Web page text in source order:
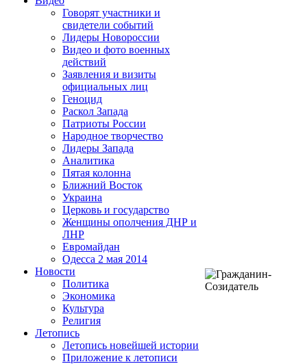
Говорят участники и
свидетели событий
Лидеры Новороссии
Видео и фото военных
действий
Заявления и визиты
официальных лиц
Геноцид
Раскол Запада
Патриоты России
Народное творчество
Лидеры Запада
Аналитика
Пятая колонна
Ближний Восток
Украина
Церковь и государство
Женщины ополчения ДНР и
ЛНР
Евромайдан
Одесса 2 мая 2014
Новости
Политика
Экономика
Культура
Религия
Летопись
Летопись новейшей истории
Приложение к летописи